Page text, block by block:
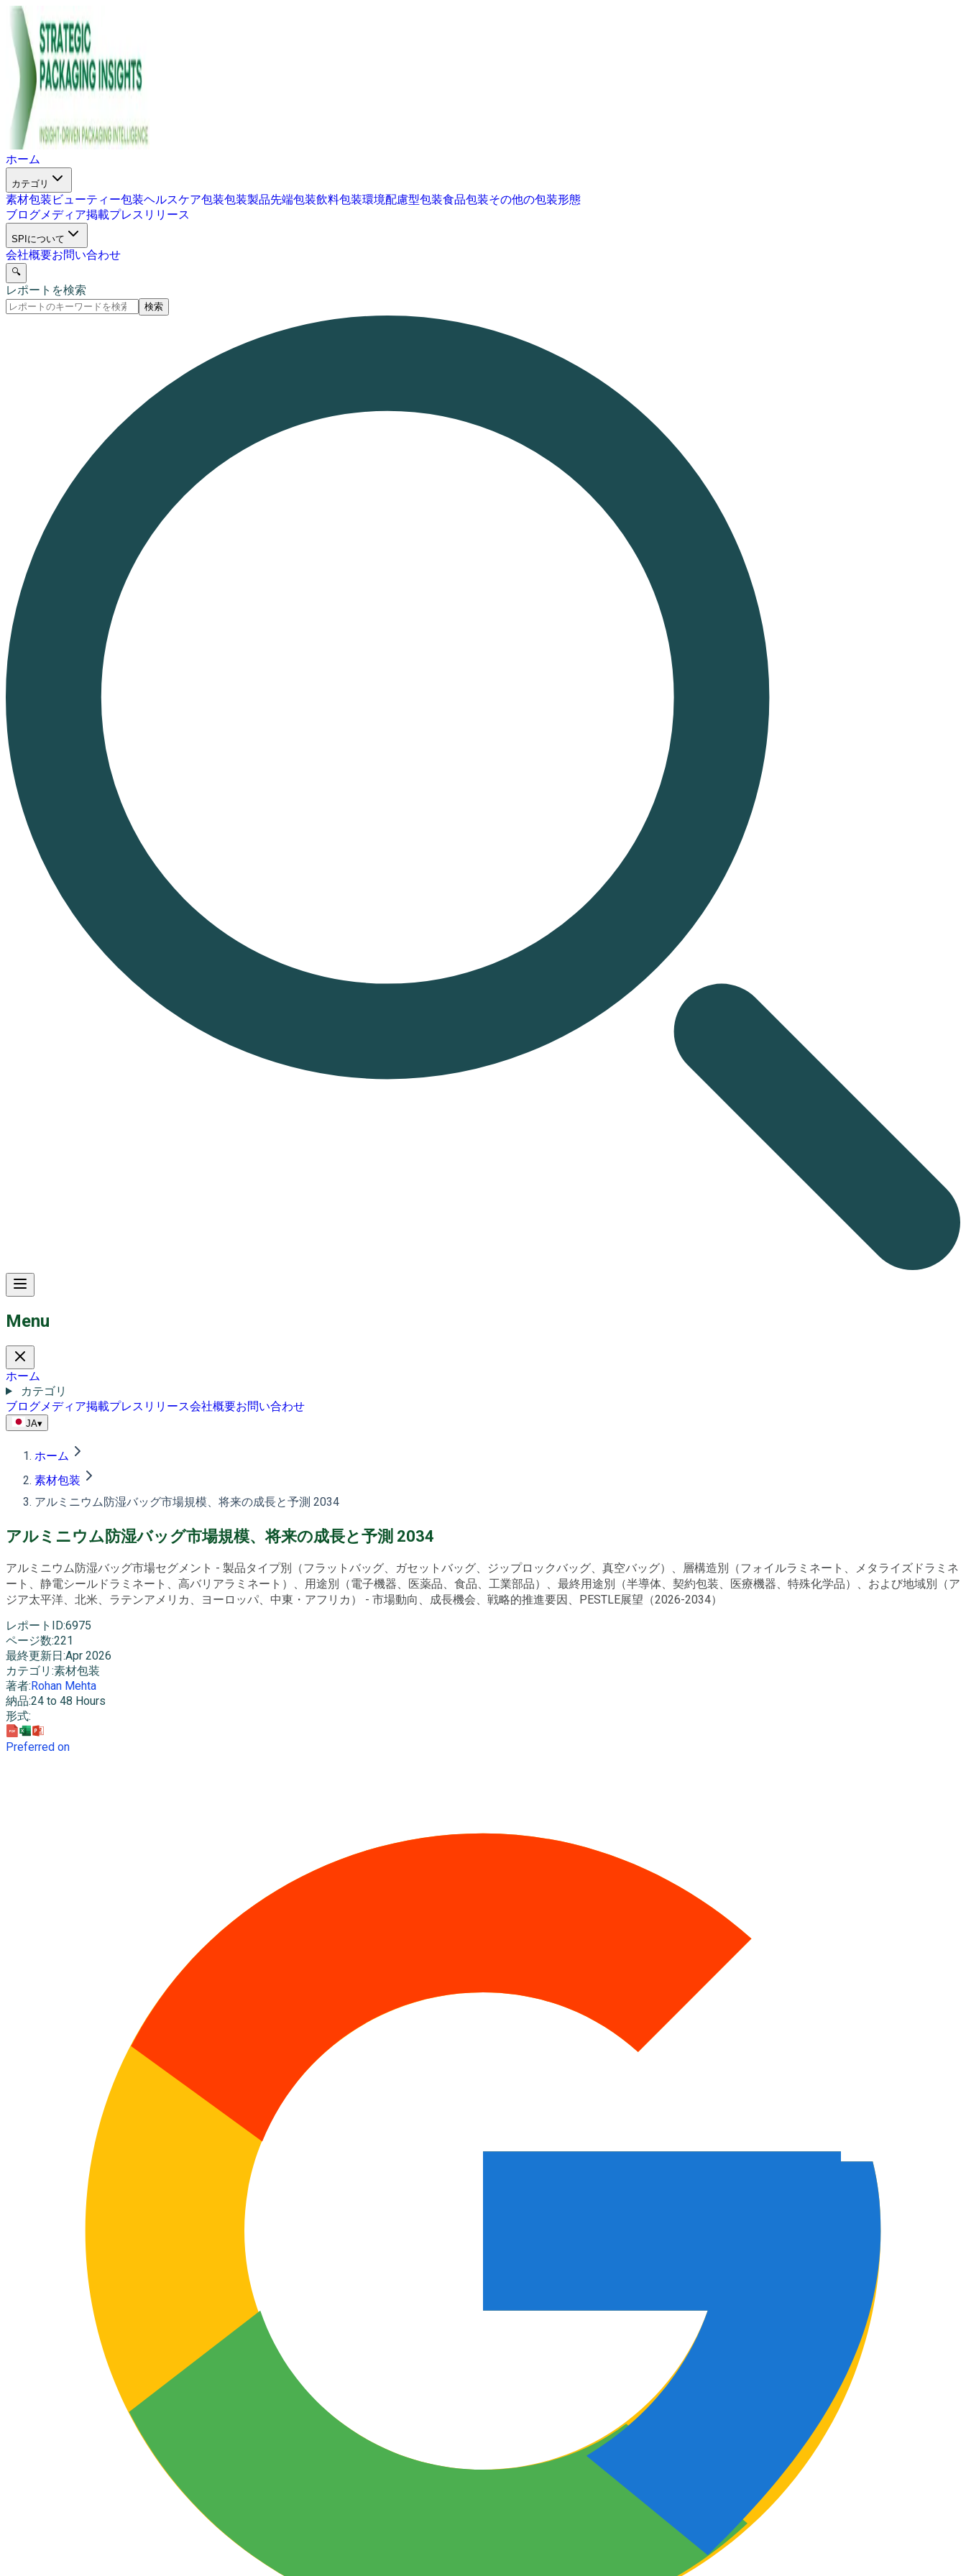
ホーム
カテゴリ
素材包装 ビューティー包装ヘルスケア包装包装製品先端包装飲料包装環境配慮型包装食品包装その他の包装形態
ブログメディア掲載プレスリリース
SPIについて
会社概要お問い合わせ
🔍
レポートを検索
検索
Menu
ホーム
カテゴリ
ブログメディア掲載プレスリリース会社概要お問い合わせ
JA▾
ホーム
素材包装
アルミニウム防湿バッグ市場規模、将来の成長と予測 2034
アルミニウム防湿バッグ市場規模、将来の成長と予測 2034
アルミニウム防湿バッグ市場セグメント - 製品タイプ別（フラットバッグ、ガセットバッグ、ジップロックバッグ、真空バッグ）、層構造別（フォイルラミネート、メタライズドラミネ
ート、静電シールドラミネート、高バリアラミネート）、用途別（電子機器、医薬品、食品、工業部品）、最終用途別（半導体、契約包装、医療機器、特殊化学品）、および地域別（ア
ジア太平洋、北米、ラテンアメリカ、ヨーロッパ、中東・アフリカ） - 市場動向、成長機会、戦略的推進要因、PESTLE展望（2026-2034）
レポートID:6975
ページ数:221
最終更新日 :Apr 2026
カテゴリ :素材包装
著者: Rohan Mehta
納品:24 to 48 Hours
形式:
Preferred on